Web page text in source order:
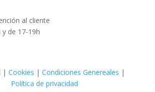
al cliente
y de 17-19h
| Cookies | Condiciones Genereales |
Política de privacidad